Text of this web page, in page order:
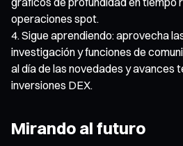
operaciones spot.
Sigue aprendiendo: aprovecha
investigación y funciones de
al día de las novedades y avances
inversiones DEX.
Mirando al futuro